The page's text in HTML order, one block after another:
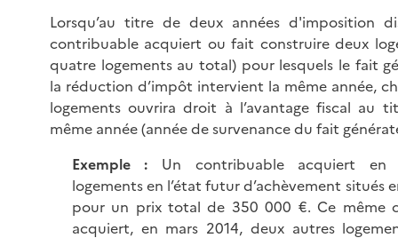
Lorsqu’au titre de deux années d'imposition
contribuable acquiert ou fait construire deux
quatre logements au total) pour lesquels le fait
la réduction d’impôt intervient la même année,
logements ouvrira droit à l’avantage fiscal au
même année (année de survenance du fait
Exemple: Un contribuable acquiert en
logements en l’état futur d’achèvement situés
pour un prix total de 350 000 €. Ce même
acquiert, en mars 2014, deux autres